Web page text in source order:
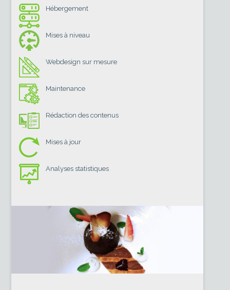
Hébergement
Mises à niveau
Webdesign sur mesure
Maintenance
Rédaction des contenus
Mises à jour
Analyses statistiques